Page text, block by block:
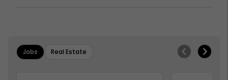
Jobs Real Estate